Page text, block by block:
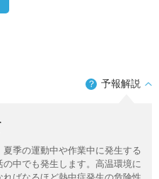
？ 予報解説
季の運動中や作業中に発生する
中でも発生します。高温環境に